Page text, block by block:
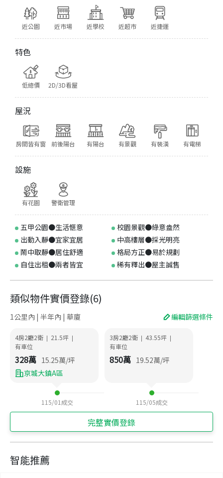
近公園 近市場 近學校 近超市 近捷運
特色
低總價 2D/3D看屋
屋況
房間皆有窗 前後陽台 有陽台 有景觀 有裝潢 有電梯
設施
有花園 警衛管理
五甲公園●生活愜意
校園景觀●綠意盎然
出動入靜●宜家宜居
中高樓層●採光明亮
鬧中取靜●居住舒適
格局方正●易於規劃
自住出租●兩者皆宜
稀有釋出●屋主誠售
類似物件實價登錄(6)
1公里內 | 半年內 | 華廈 編輯篩選條件
4房2廳2衛 | 21.5坪 |
有車位
328萬 15.25萬/坪
京城大鎮A區
115/01 成交
3房2廳2衛 | 43.55坪 |
有車位
850萬 19.52萬/坪
115/05成交
完整實價登錄
智能推薦